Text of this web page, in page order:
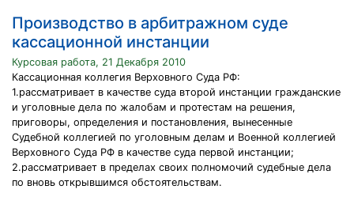
Производство в арбитражном суде
кассационной инстанции
Курсовая работа, 21 Декабря 2010
Кассационная коллегия Верховного Суда РФ:
1.рассматривает в качестве суда второй инстанции гражданские
и уголовные дела по жалобам и протестам на решения,
приговоры, определения и постановления, вынесенные
Судебной коллегией по уголовным делам и Военной коллегией
Верховного Суда РФ в качестве суда первой инстанции;
2.рассматривает в пределах своих полномочий судебные дела
по вновь открывшимся обстоятельствам.